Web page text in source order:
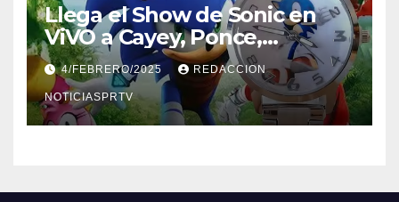
Llega el Show de Sonic en
ViVO a Cayey, Ponce,
Barceloneta y Humacao,
Relojes gratis para el que
compre ahora….
4/FEBRERO/2025 REDACCION
NOTICIASPRTV